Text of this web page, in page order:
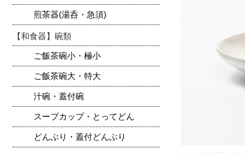
煎茶器(湯呑・急須)
【和食器】碗類
ご飯茶碗小・極小
ご飯茶碗大・特大
汁碗・蓋付碗
スープカップ・とってどん
どんぶり・蓋付どんぶり